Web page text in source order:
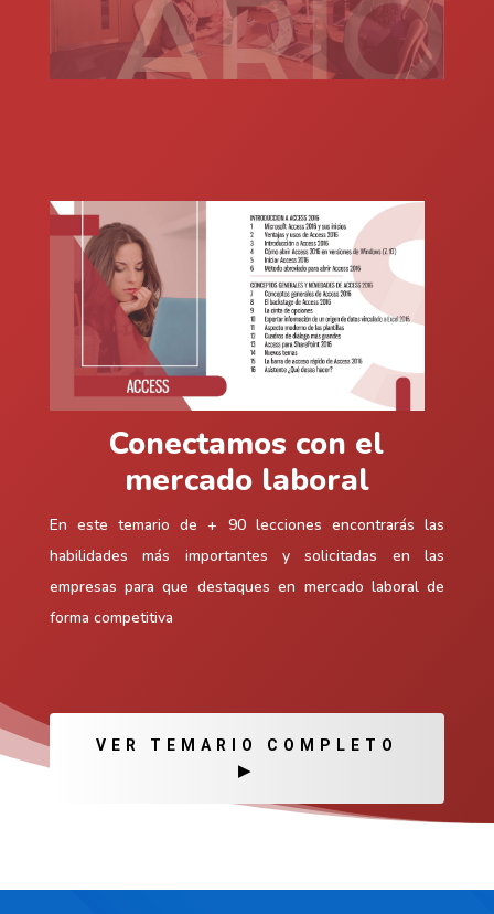
Conectamos con el
mercado laboral
En este temario de + 90 lecciones encontrarás las
habilidades más importantes y solicitadas en las
empresas para que destaques en mercado laboral de
forma competitiva
VER TEMARIO COMPLETO
▶